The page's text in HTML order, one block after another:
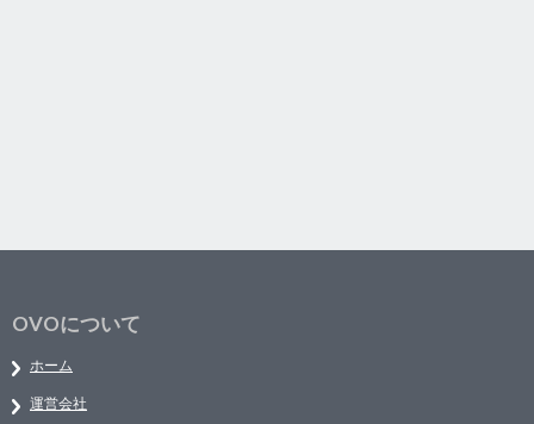
OVOについて
ホーム
運営会社